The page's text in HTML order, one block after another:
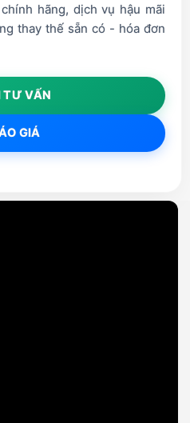
hãng, dịch vụ hậu mãi
thay thế sẵn có - hóa đơn
TƯ VẤN
GIÁ